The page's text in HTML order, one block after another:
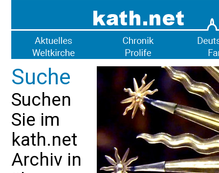
Suche
Suchen
Sie im
kath.net
Archiv in